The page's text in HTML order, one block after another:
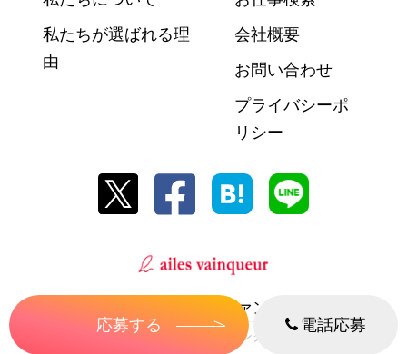
応募する 電話応募
私たちが選ばれる理
由
会社概要
お問い合わせ
プライバシーポ
リシー
株式会社エール・ヴァンクール
© 2018 株式会社エール・ヴァンクール Powered Byトルー